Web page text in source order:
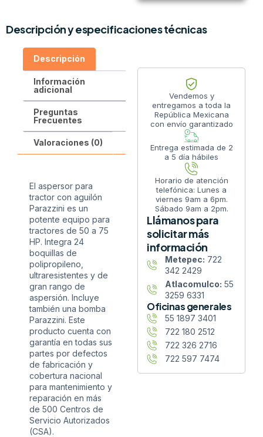
Descripción y especificaciones técnicas
Descripción
Información
adicional
Preguntas
Frecuentes
Valoraciones (0)
El aspersor para
tractor con aguilón
Parazzini es un
potente equipo para
tractores de 50 a 75
HP. Integra 24
boquillas de
polipropileno,
ultraresistentes y de
gran rango de
aspersión. Incluye
también una bomba
Parazzini. Este
producto cuenta con
garantía en todas sus
partes por defectos
de fabricación y
cobertura nacional
para mantenimiento y
reparación en más
de 500 Centros de
Servicio Autorizados
(CSA).
Vendemos y
entregamos a toda la
República Mexicana
con envío garantizado
Entrega estimada de 2
a 5 día hábiles
Horario de atención
telefónica: Lunes a
viernes 9am a 6pm.
Sábado 9am a 2pm.
Llámanos para
solicitar más
información
Metepec: 722
342 2429
Atlacomulco: 55
3259 6331
Oficinas generales
55 1897 3401
722 180 2512
722 326 2716
722 597 7474